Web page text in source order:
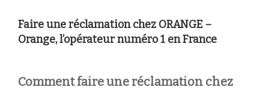
Faire une réclamation chez ORANGE –
Orange, l’opérateur numéro 1 en France
Comment faire une réclamation chez